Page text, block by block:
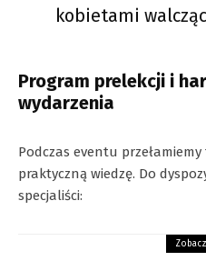
kobietami
Program prelekcji i
wydarzenia
Podczas eventu
praktyczną wiedzę. Do
specjaliści: